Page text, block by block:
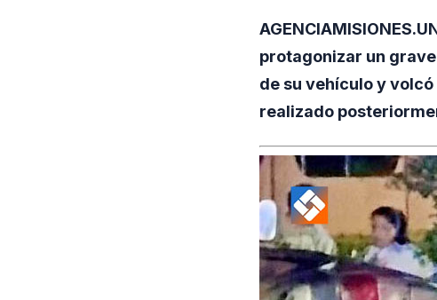
protagonizar un
de su vehículo y
realizado